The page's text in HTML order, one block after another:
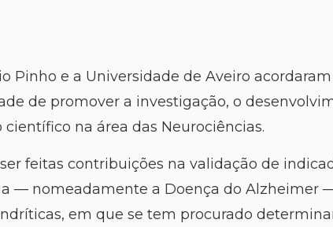
Pinho e a Universidade de Aveiro
de promover a investigação, o
na área das Neurociências.
feitas contribuições na validação de
— nomeadamente a Doença do Alzheimer
em que se tem procurado